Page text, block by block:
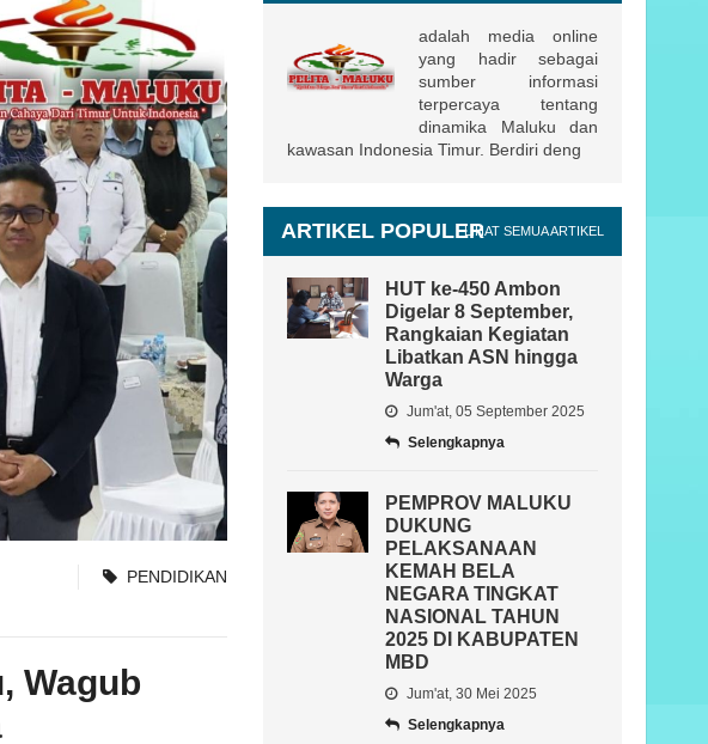
PENDIDIKAN
Wagub
adalah media online
yang hadir sebagai
sumber informasi
terpercaya tentang
dinamika Maluku dan
kawasan Indonesia Timur. Berdiri deng
ARTIKEL POPULERLIHAT SEMUA ARTIKEL
HUT ke-450 Ambon
Digelar 8 September,
Rangkaian Kegiatan
Libatkan ASN hingga
Warga
Jum'at, 05 September 2025
Selengkapnya
PEMPROV MALUKU
DUKUNG
PELAKSANAAN
KEMAH BELA
NEGARA TINGKAT
NASIONAL TAHUN
2025 DI KABUPATEN
MBD
Jum'at, 30 Mei 2025
Selengkapnya